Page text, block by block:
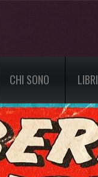
CHI SONO LIBRI